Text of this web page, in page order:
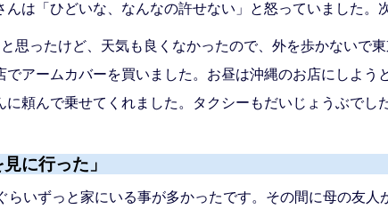
は「ひどいな、なんなの許せない」と怒っていました。
思ったけど、天気も良くなかったので、外を歩かないで
アームカバーを買いました。お昼は沖縄のお店にしよう
頼んで乗せてくれました。タクシーもだいじょうぶで
に行った」
いずっと家にいる事が多かったです。その間に母の友人